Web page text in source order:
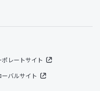
ポレートサイト
ーバルサイト